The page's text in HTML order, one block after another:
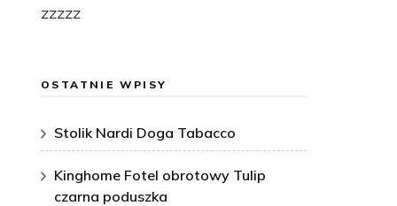
zzzzz
OSTATNIE WPISY
Stolik Nardi Doga Tabacco
Kinghome Fotel obrotowy Tulip
czarna poduszka